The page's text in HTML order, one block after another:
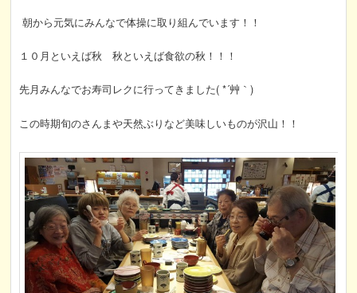
朝から元気にみんなで体操に取り組んでいます！！
１０月といえば秋 秋といえば食欲の秋！！！
先月みんなでお寿司レクに行ってきました( *´艸｀)
この時期旬のさんまや天然ぶりなど美味しいものが沢山！！